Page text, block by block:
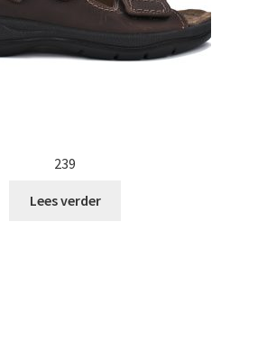
239
Lees verder